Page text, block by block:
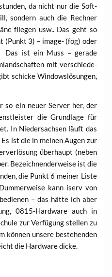
da nicht nur die Soft­
son­dern auch die Rech­ner
flie­gen usw.. Das geht so
(Punkt 3) – image- (fog) oder
Das ist ein Muss – gera­de
mit ver­schie­de­
schi­cke Win­dows­lö­sun­gen,
so ein neu­er Ser­ver her, der
die Grund­la­ge für
In Nie­der­sach­sen läuft das
Es ist die in mei­nen Augen zur
über­haupt (neben
Bezeich­nen­der­wei­se ist die
die Punkt 6 mei­ner Lis­te
kann iserv von
– das hät­te ich aber
0815-Hard­ware auch in
zur Ver­fü­gung stel­len zu
kön­nen unse­re bestehen­den
die Hard­ware dicke.